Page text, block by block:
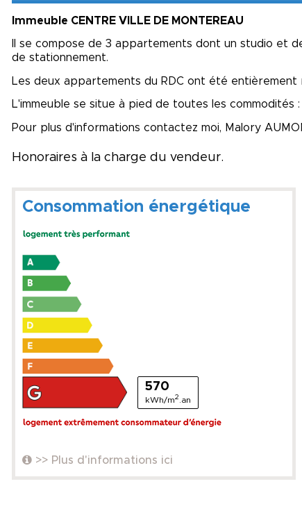
Immeuble CENTRE VILLE DE MONTEREAU
Il se compose de 3 appartements dont un studio et
de stationnement.
Les deux appartements du RDC ont été entièrement
L'immeuble se situe à pied de toutes les commodités
Pour plus d'informations contactez moi, Malory
Honoraires à la charge du vendeur.
Consommation énergétique
570
kWh/m2 .an
>> Plus d'informations ici